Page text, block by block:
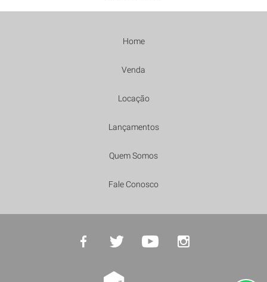
Home
Venda
Locação
Lançamentos
Quem Somos
Fale Conosco